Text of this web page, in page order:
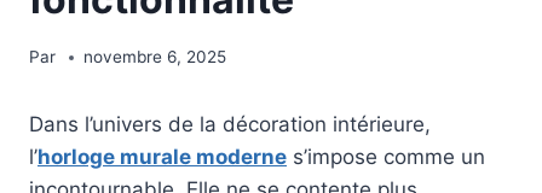
Par novembre 6, 2025
Dans l’univers de la décoration intérieure,
l’horloge murale moderne s’impose comme un